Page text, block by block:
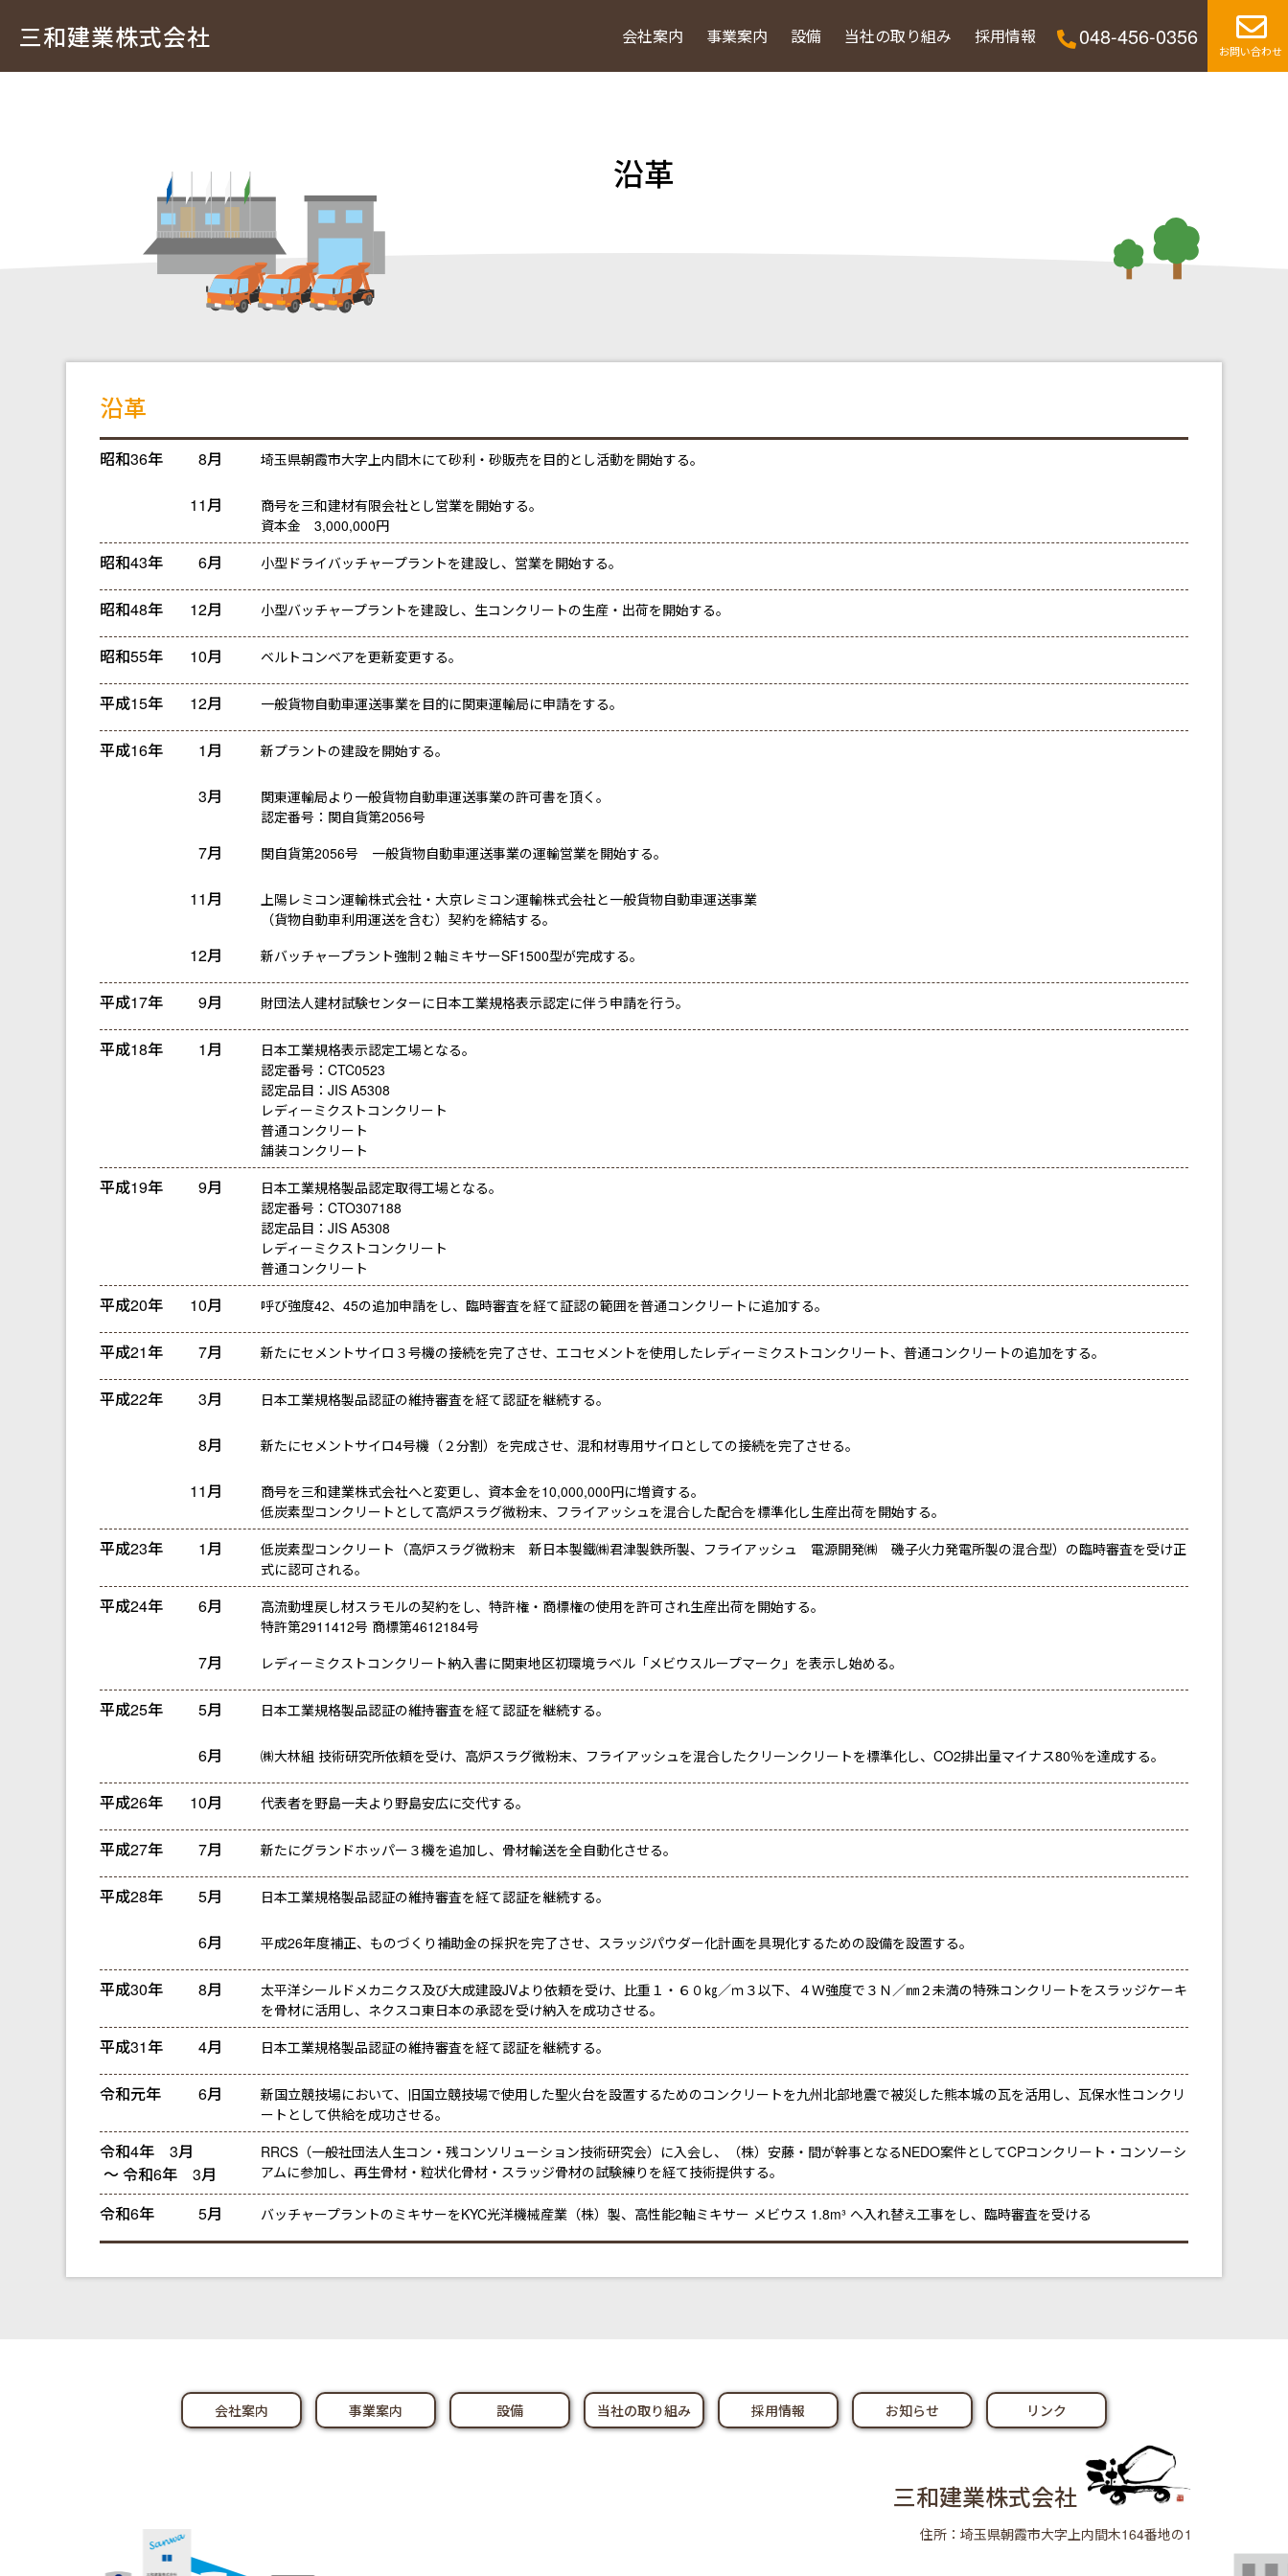
三和建業株式会社 会社案内 事業案内 設備 当社の取り組み 採用情報 048-456-0356
お問い合わせ
沿革
沿革
昭和36年 8月 埼玉県朝霞市大字上内間木にて砂利・砂販売を目的とし活動を開始する。
11月
商号を三和建材有限会社とし営業を開始する。
資本金 3,000,000円
昭和43年 6月 小型ドライバッチャープラントを建設し、営業を開始する。
昭和48年 12月 小型バッチャープラントを建設し、生コンクリートの生産・出荷を開始する。
昭和55年 10月 ベルトコンベアを更新変更する。
平成15年 12月 一般貨物自動車運送事業を目的に関東運輸局に申請をする。
平成16年 1月 新プラントの建設を開始する。
3月
関東運輸局より一般貨物自動車運送事業の許可書を頂く。
認定番号：関自貨第2056号
7月 関自貨第2056号 一般貨物自動車運送事業の運輸営業を開始する。
11月
上陽レミコン運輸株式会社・大京レミコン運輸株式会社と一般貨物自動車運送事業
（貨物自動車利用運送を含む）契約を締結する。
12月 新バッチャープラント強制２軸ミキサーSF1500型が完成する。
平成17年 9月 財団法人建材試験センターに日本工業規格表示認定に伴う申請を行う。
平成18年 1月
日本工業規格表示認定工場となる。
認定番号：CTC0523
認定品目：JIS A5308
レディーミクストコンクリート
普通コンクリート
舗装コンクリート
平成19年 9月
日本工業規格製品認定取得工場となる。
認定番号：CTO307188
認定品目：JIS A5308
レディーミクストコンクリート
普通コンクリート
平成20年 10月 呼び強度42、45の追加申請をし、臨時審査を経て証認の範囲を普通コンクリートに追加する。
平成21年 7月 新たにセメントサイロ３号機の接続を完了させ、エコセメントを使用したレディーミクストコンクリート、普通コンクリートの追加をする。
平成22年 3月 日本工業規格製品認証の維持審査を経て認証を継続する。
8月 新たにセメントサイロ4号機（２分割）を完成させ、混和材専用サイロとしての接続を完了させる。
11月
商号を三和建業株式会社へと変更し、資本金を10,000,000円に増資する。
低炭素型コンクリートとして高炉スラグ微粉末、フライアッシュを混合した配合を標準化し生産出荷を開始する。
平成23年 1月
低炭素型コンクリート（高炉スラグ微粉末 新日本製鐵㈱君津製鉄所製、フライアッシュ 電源開発㈱ 磯子火力発電所製の混合型）の臨時審査を受け正
式に認可される。
平成24年 6月
高流動埋戻し材スラモルの契約をし、特許権・商標権の使用を許可され生産出荷を開始する。
特許第2911412号 商標第4612184号
7月 レディーミクストコンクリート納入書に関東地区初環境ラベル「メビウスループマーク」を表示し始める。
平成25年 5月 日本工業規格製品認証の維持審査を経て認証を継続する。
6月 ㈱大林組 技術研究所依頼を受け、高炉スラグ微粉末、フライアッシュを混合したクリーンクリートを標準化し、CO2排出量マイナス80％を達成する。
平成26年 10月 代表者を野島一夫より野島安広に交代する。
平成27年 7月 新たにグランドホッパー３機を追加し、骨材輸送を全自動化させる。
平成28年 5月 日本工業規格製品認証の維持審査を経て認証を継続する。
6月 平成26年度補正、ものづくり補助金の採択を完了させ、スラッジパウダー化計画を具現化するための設備を設置する。
平成30年 8月
太平洋シールドメカニクス及び大成建設JVより依頼を受け、比重１・６０㎏／ｍ３以下、４Ｗ強度で３Ｎ／㎜２未満の特殊コンクリートをスラッジケーキ
を骨材に活用し、ネクスコ東日本の承認を受け納入を成功させる。
平成31年 4月 日本工業規格製品認証の維持審査を経て認証を継続する。
令和元年 6月
新国立競技場において、旧国立競技場で使用した聖火台を設置するためのコンクリートを九州北部地震で被災した熊本城の瓦を活用し、瓦保水性コンクリ
ートとして供給を成功させる。
令和4年 3月
～ 令和6年 3月
RRCS（一般社団法人生コン・残コンソリューション技術研究会）に入会し、（株）安藤・間が幹事となるNEDO案件としてCPコンクリート・コンソーシ
アムに参加し、再生骨材・粒状化骨材・スラッジ骨材の試験練りを経て技術提供する。
令和6年 5月 バッチャープラントのミキサーをKYC光洋機械産業（株）製、高性能2軸ミキサー メビウス 1.8m³ へ入れ替え工事をし、臨時審査を受ける
会社案内 事業案内 設備 当社の取り組み 採用情報 お知らせ リンク
三和建業株式会社
住所：埼玉県朝霞市大字上内間木164番地の1